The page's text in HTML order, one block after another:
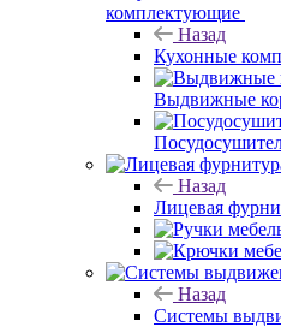
комплектующие
Назад
Кухонные
Выдвижные
Назад
Лицевая
Назад
Системы